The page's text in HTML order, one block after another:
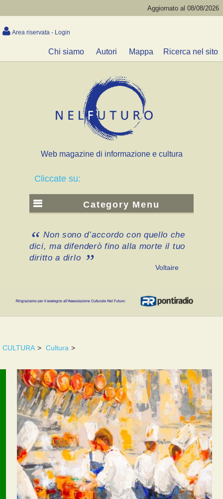
Aggiornato al 08/08/2026
Area riservata - Login
Chi siamo Autori Mappa Ricerca nel sito
Web magazine di informazione e cultura
Cliccate su:
Category Menu
Non sono d’accordo con quello che
dici, ma difenderò fino alla morte il tuo
diritto a dirlo
Voltaire
CULTURA > Cultura >